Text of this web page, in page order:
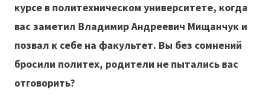
курсе в политехническом университете, когда
вас заметил Владимир Андреевич Мищанчук и
позвал к себе на факультет. Вы без сомнений
бросили политех, родители не пытались вас
отговорить?